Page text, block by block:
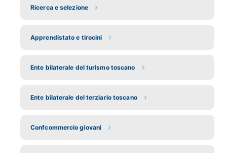
Ricerca e selezione
Apprendistato e tirocini
Ente bilaterale del turismo toscano
Ente bilaterale del terziario toscano
Confcommercio giovani